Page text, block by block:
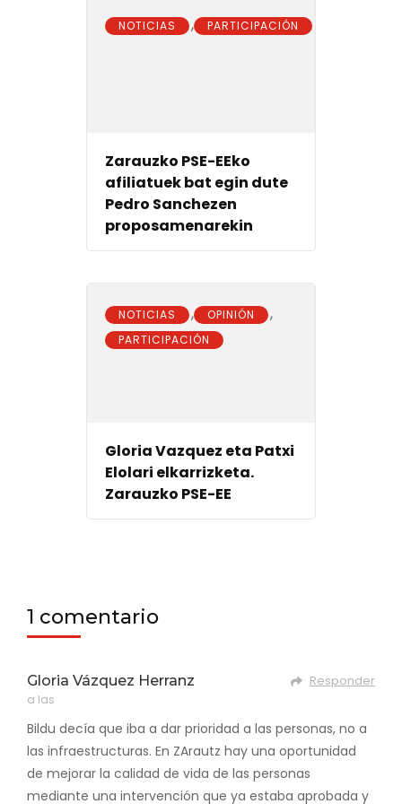
NOTICIAS , PARTICIPACIÓN
Zarauzko PSE-EEko
afiliatuek bat egin dute
Pedro Sanchezen
proposamenarekin
NOTICIAS , OPINIÓN ,
PARTICIPACIÓN
Gloria Vazquez eta Patxi
Elolari elkarrizketa.
Zarauzko PSE-EE
1 comentario
Gloria Vázquez Herranz
a las
Responder
Bildu decía que iba a dar prioridad a las personas, no a
las infraestructuras. En ZArautz hay una oportunidad
de mejorar la calidad de vida de las personas
mediante una intervención que ya estaba aprobada y